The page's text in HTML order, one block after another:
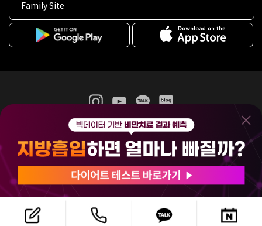
Family Site
365mc 병·의원 이용약관
홈페이지 이용약관
비급여진료수가
(주)365mcㅣ서울특별시 서초구 서초대로52길 7, 3~4층(서초동, 제일빌딩)
120-87-04354ㅣ김남철
COPYRIGHT(C) 2025 365mc. ALL RIGHTS RESERVED.